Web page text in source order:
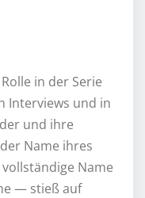
in der Serie
Interviews und in
und ihre
Name ihres
Name
— stieß auf